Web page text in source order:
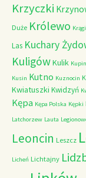
Krzyczki
Duże Królewo Krągi
Las Kuchary
KuligówKulik Kupin
Kusin Kutno Kuznocin
Kwiatuszki Kwidzyń
Kępa Kępa Polska Kępki
Latchorzew Lauta
Leoncin Leszcz
Licheń Lichtajny